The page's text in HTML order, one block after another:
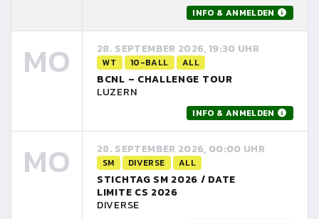
INFO & ANMELDEN
MO 28. SEPTEMBER 2026, 19:30 UHR
WT 10-BALL ALL
BCNL – CHALLENGE TOUR
LUZERN
INFO & ANMELDEN
MO 28. SEPTEMBER 2026, 00:00 UHR
SM DIVERSE ALL
STICHTAG SM 2026 / DATE
LIMITE CS 2026
DIVERSE